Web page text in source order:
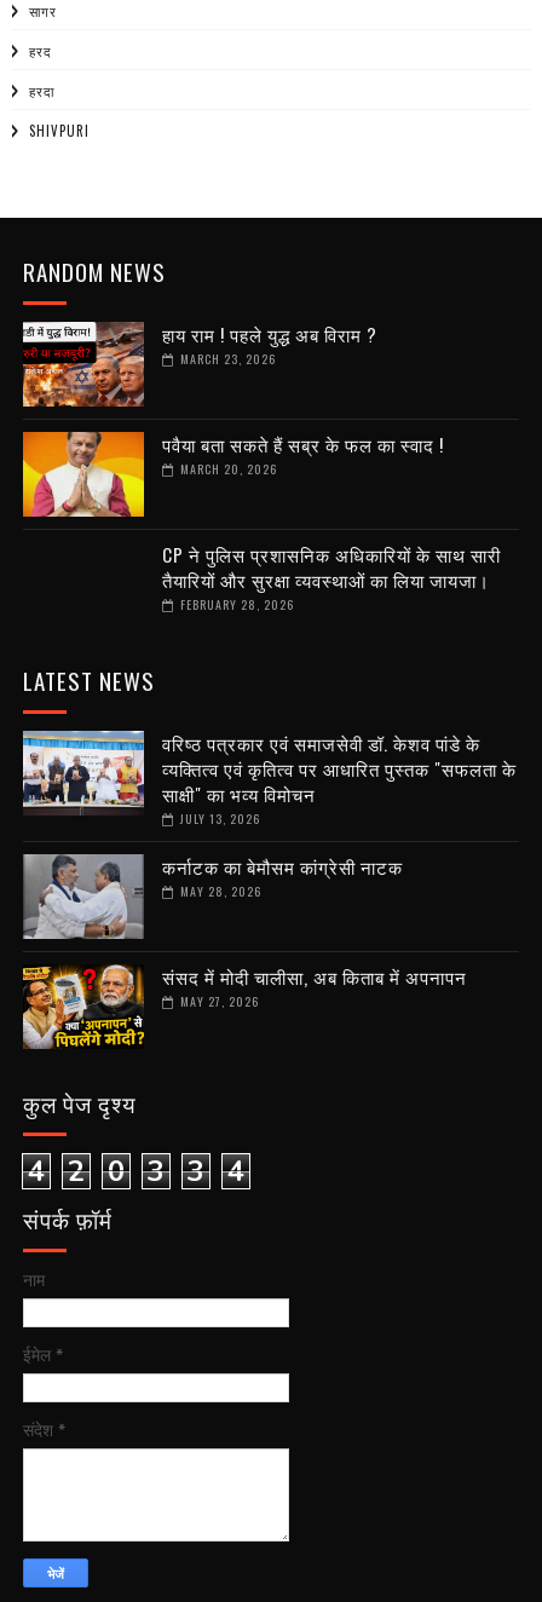
सागर
हरद
हरदा
SHIVPURI
RANDOM NEWS
हाय राम ! पहले युद्ध अब विराम ?
MARCH 23, 2026
पवैया बता सकते हैं सब्र के फल का स्वाद !
MARCH 20, 2026
CP ने पुलिस प्रशासनिक अधिकारियों के साथ सारी
तैयारियों और सुरक्षा व्यवस्थाओं का लिया जायजा।
FEBRUARY 28, 2026
LATEST NEWS
वरिष्ठ पत्रकार एवं समाजसेवी डॉ. केशव पांडे के
व्यक्तित्व एवं कृतित्व पर आधारित पुस्तक "सफलता के
साक्षी" का भव्य विमोचन
JULY 13, 2026
कर्नाटक का बेमौसम कांग्रेसी नाटक
MAY 28, 2026
संसद में मोदी चालीसा, अब किताब में अपनापन
MAY 27, 2026
कुल पेज दृश्य
4 2 0 3 3 4
संपर्क फ़ॉर्म
नाम
ईमेल *
संदेश *